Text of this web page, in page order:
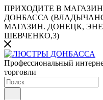
ПРИХОДИТЕ В
ДОНБАССА
МАГАЗИН. ДОНЕЦК,
ШЕВЧЕНКО,3)
Профессиональный
торговли